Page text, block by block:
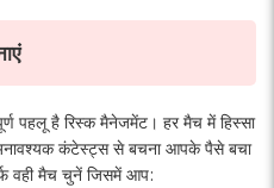
पहलू है रिस्क मैनेजमेंट। हर मैच में हिस्सा
कंटेस्ट्स से बचना आपके पैसे बचा
वही मैच चुनें जिसमें आप: